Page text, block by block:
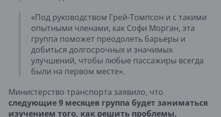
«Под руководством Грей-Томпсон и с такими
опытными членами, как Софи Морган, эта
группа поможет преодолеть барьеры и
добиться долгосрочных и значимых
улучшений, чтобы любые пассажиры всегда
были на первом месте».
Министерство транспорта заявило, что
следующие 9 месяцев группа будет заниматься
изучением того, как решить проблемы,